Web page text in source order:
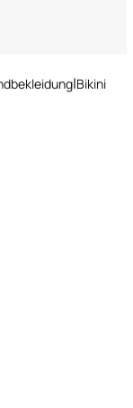
und einem
Zeit, unser
befolgen.
Bikini